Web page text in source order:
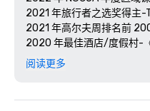
2021 年旅行者之选奖得主-
2021 年高尔夫周排名前
2020 年最佳酒店/度假村-
2020 年旅行者选择奖-
2018 年和 2019 年
阅读更多